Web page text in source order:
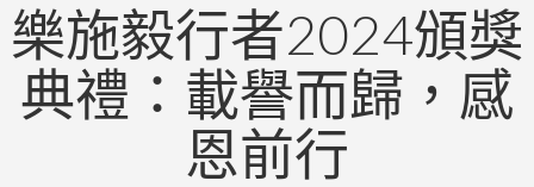
樂施毅行者2024頒獎
典禮：載譽而歸，感
恩前行